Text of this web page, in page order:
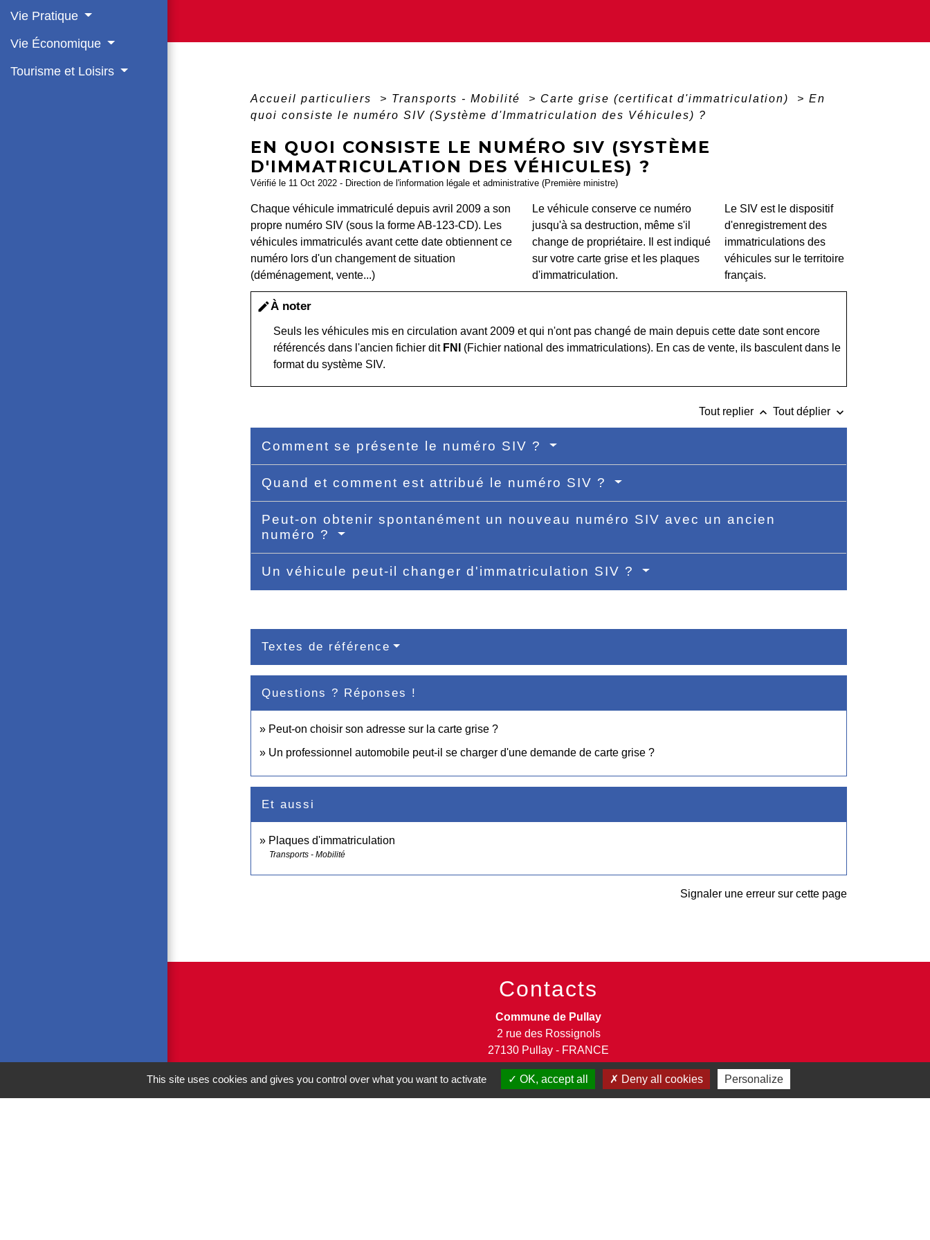
Vie Pratique
Vie Économique
Tourisme et Loisirs
Accueil particuliers > Transports - Mobilité > Carte grise (certificat d'immatriculation) > En
quoi consiste le numéro SIV (Système d'Immatriculation des Véhicules) ?
EN QUOI CONSISTE LE NUMÉRO SIV (SYSTÈME
D'IMMATRICULATION DES VÉHICULES) ?
Vérifié le 11 Oct 2022 - Direction de l'information légale et administrative (Première ministre)
Chaque véhicule immatriculé depuis avril 2009 a son
propre numéro SIV (sous la forme AB-123-CD). Les
véhicules immatriculés avant cette date obtiennent ce
numéro lors d'un changement de situation
(déménagement, vente...)
Le véhicule conserve ce numéro
jusqu'à sa destruction, même s'il
change de propriétaire. Il est indiqué
sur votre carte grise et les plaques
d'immatriculation.
Le SIV est le dispositif
d'enregistrement des
immatriculations des
véhicules sur le territoire
français.
editÀ noter
Seuls les véhicules mis en circulation avant 2009 et qui n'ont pas changé de main depuis cette date sont encore
référencés dans l'ancien fichier dit FNI
(Fichier national des immatriculations). En cas de vente, ils basculent dans le
format du système SIV.
Tout replier keyboard_arrow_up Tout déplier keyboard_arrow_down
Comment se présente le numéro SIV ?
Quand et comment est attribué le numéro SIV ?
Peut-on obtenir spontanément un nouveau numéro SIV avec un ancien
numéro ?
Un véhicule peut-il changer d'immatriculation SIV ?
Textes de référence
Questions ? Réponses !
Peut-on choisir son adresse sur la carte grise ?
Un professionnel automobile peut-il se charger d'une demande de carte grise ?
Et aussi
Plaques d'immatriculation
Transports - Mobilité
Signaler une erreur sur cette page
Contacts
Commune de Pullay
2 rue des Rossignols
27130 Pullay - FRANCE
+33 2 32 32 18 58
Site internet :
This site uses cookies and gives you control over what you want to activate OK, accept all Deny all cookies Personalize